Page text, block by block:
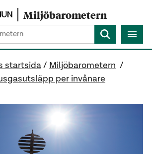
innehåll
Miljöbarometern
Sök
startsida / Miljöbarometern /
per invånare